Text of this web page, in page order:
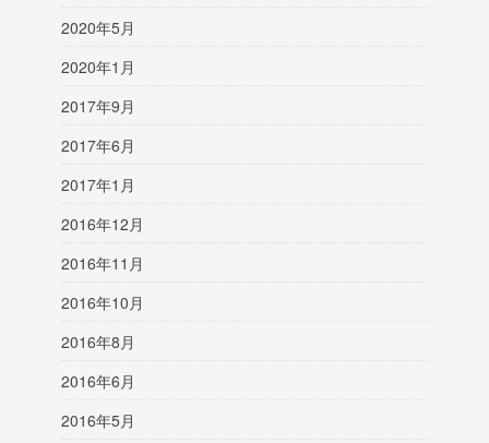
2020年5月
2020年1月
2017年9月
2017年6月
2017年1月
2016年12月
2016年11月
2016年10月
2016年8月
2016年6月
2016年5月